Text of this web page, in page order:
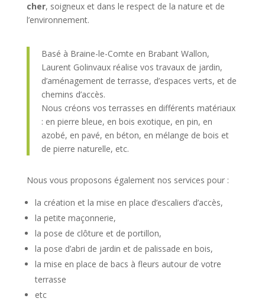
cher, soigneux et dans le respect de la nature et de
l’environnement.
Basé à Braine-le-Comte en Brabant Wallon,
Laurent Golinvaux réalise vos travaux de jardin,
d’aménagement de terrasse, d’espaces verts, et de
chemins d’accès.
Nous créons vos terrasses en différents matériaux
: en pierre bleue, en bois exotique, en pin, en
azobé, en pavé, en béton, en mélange de bois et
de pierre naturelle, etc.
Nous vous proposons également nos services pour :
la création et la mise en place d’escaliers d’accès,
la petite maçonnerie,
la pose de clôture et de portillon,
la pose d’abri de jardin et de palissade en bois,
la mise en place de bacs à fleurs autour de votre
terrasse
etc